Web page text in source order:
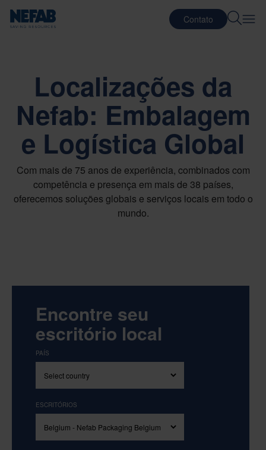
Contato
Localizações da
Nefab: Embalagem
e Logística Global
Com mais de 75 anos de experiência, combinados com
competência e presença em mais de 38 países,
oferecemos soluções globais e serviços locais em todo o
mundo.
Encontre seu
escritório local
PAÍS
ESCRITÓRIOS